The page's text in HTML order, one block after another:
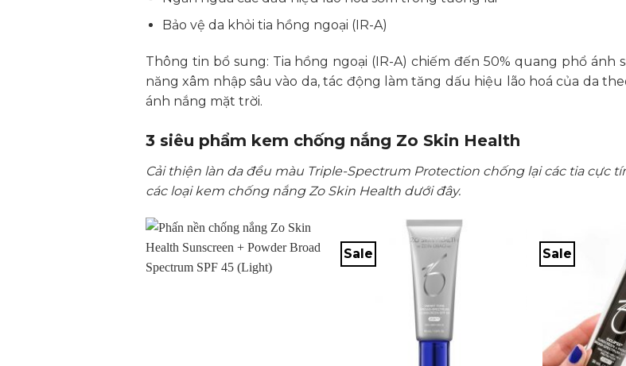
Bảo vệ da khỏi tia hồng ngoại (IR-A)
Thông tin bổ sung: Tia hồng ngoại (IR-A) chiếm đến 50% quang phổ ánh
năng xâm nhập sâu vào da, tác động làm tăng dấu hiệu lão hoá của da
ánh nắng mặt trời.
3 siêu phẩm kem chống nắng Zo Skin Health
Cải thiện làn da đều màu Triple-Spectrum Protection chống lại các tia cực
các loại kem chống nắng Zo Skin Health dưới đây.
Sale Sale